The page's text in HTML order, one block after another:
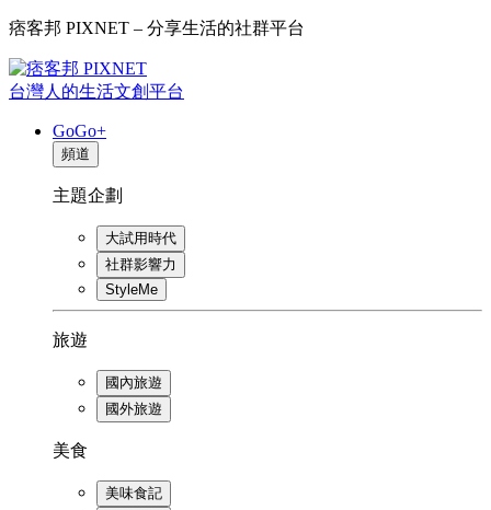
痞客邦 PIXNET – 分享生活的社群平台
台灣人的生活文創平台
GoGo+
頻道
主題企劃
大試用時代
社群影響力
StyleMe
旅遊
國內旅遊
國外旅遊
美食
美味食記